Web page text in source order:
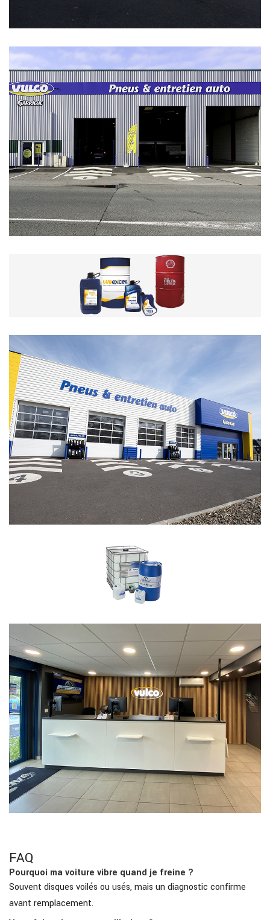
FAQ
Pourquoi ma voiture vibre quand je freine ?
Souvent disques voilés ou usés, mais un diagnostic confirme
avant remplacement.